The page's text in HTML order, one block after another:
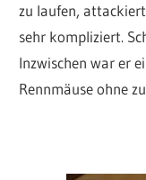
zu laufen,
sehr kompliziert.
Inzwischen war er
Rennmäuse ohne